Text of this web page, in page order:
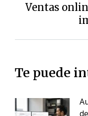
Ventas
Te puede